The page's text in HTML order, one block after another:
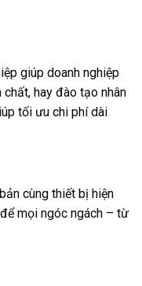
giúp doanh nghiệp
hay đào tạo nhân
tối ưu chi phí dài
cùng thiết bị hiện
mọi ngóc ngách – từ